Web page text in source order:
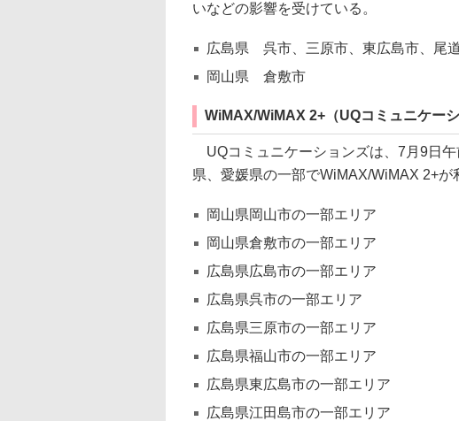
いなどの影響を受けている。
広島県 呉市、三原市、東広島市、尾
岡山県 倉敷市
WiMAX/WiMAX 2+（UQコミュニケーシ
UQコミュニケーションズは、7月9日
県、愛媛県の一部でWiMAX/WiMAX 2+が
岡山県岡山市の一部エリア
岡山県倉敷市の一部エリア
広島県広島市の一部エリア
広島県呉市の一部エリア
広島県三原市の一部エリア
広島県福山市の一部エリア
広島県東広島市の一部エリア
広島県江田島市の一部エリア